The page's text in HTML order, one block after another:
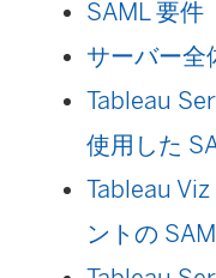
SAML 要件
サーバー全
Tableau
使用した
Tableau
ントの